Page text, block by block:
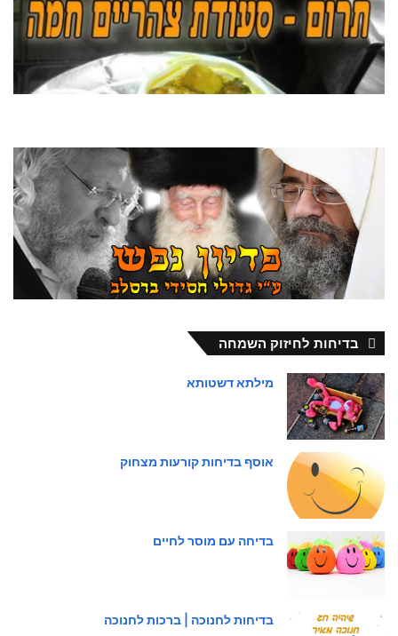
בדיחות לחיזוק השמחה
מילתא דשטותא
אוסף בדיחות קורעות מצחוק
בדיחה עם מוסר לחיים
בדיחות לחנוכה | ברכות לחנוכה